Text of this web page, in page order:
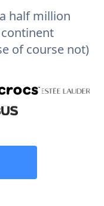
half million
of course not)